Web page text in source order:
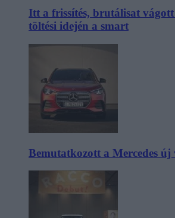
Itt a frissítés, brutálisat
töltési idején a smart
Bemutatkozott a Mercedes új